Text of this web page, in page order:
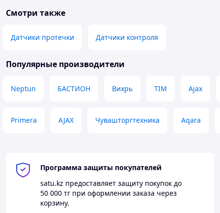
Смотри также
Датчики протечки Датчики контроля
Популярные производители
Neptun БАСТИОН Вихрь TIM Ajax
Primera AJAX Чувашторгтехника Aqara
Программа защиты покупателей
satu.kz предоставляет защиту покупок до
50 000 тг при оформлении заказа через
корзину.